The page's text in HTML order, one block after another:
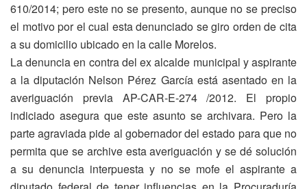
610/2014; pero este no se presento, aunque no se preciso
el motivo por el cual esta denunciado se giro orden de cita
a su domicilio ubicado en la calle Morelos.
La denuncia en contra del ex alcalde municipal y aspirante
a la diputación Nelson Pérez García está asentado en la
averiguación previa AP-CAR-E-274 /2012. El propio
indiciado asegura que este asunto se archivara. Pero la
parte agraviada pide al gobernador del estado para que no
permita que se archive esta averiguación y se dé solución
a su denuncia interpuesta y no se mofe el aspirante a